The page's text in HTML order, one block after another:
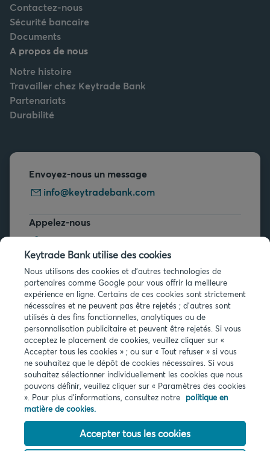
Contactez-nous
Sécurité bancaire
Documents
A propos de nous
Notre histoire
Travailler chez Keytrade Bank
Partenariats
Durabilité
Envoyez-nous un message
info@keytradebank.com
Appelez-nous
+32 2 679 90 00
Vous avez des questions ?
Questions fréquentes
Infos légales
Privacy
Cookies
PSD2
Accessibilité
Keytrade Bank utilise des cookies
Nous utilisons des cookies et d'autres technologies de
partenaires comme Google pour vous offrir la meilleure
expérience en ligne. Certains de ces cookies sont strictement
nécessaires et ne peuvent pas être rejetés ; d'autres sont
utilisés à des fins fonctionnelles, analytiques ou de
personnalisation publicitaire et peuvent être rejetés. Si vous
acceptez le placement de cookies, veuillez cliquer sur «
Accepter tous les cookies » ; ou sur « Tout refuser » si vous
ne souhaitez que le dépôt de cookies nécessaires. Si vous
souhaitez sélectionner individuellement les cookies que nous
pouvons définir, veuillez cliquer sur « Paramètres des cookies
». Pour plus d'informations, consultez notre politique en
matière de cookies.
Accepter tous les cookies